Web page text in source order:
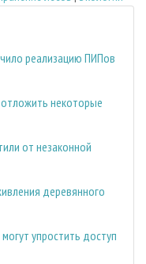
реализацию ПИПов
некоторые
от незаконной
деревянного
упростить доступ